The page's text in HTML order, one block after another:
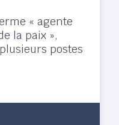
« agente
la paix »,
postes